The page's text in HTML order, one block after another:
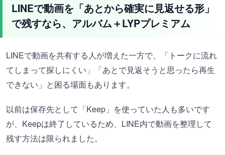
LINEで動画を「あとから確実に見返せる形」
で残すなら、アルバム＋LYPプレミアム
LINEで動画を共有する人が増えた一方で、「トークに流れ
てしまって探しにくい」「あとで見返そうと思ったら再生
できない」と困る場面もあります。
以前は保存先として「Keep」を使っていた人も多いです
が、Keepは終了しているため、LINE内で動画を整理して
残す方法は限られました。